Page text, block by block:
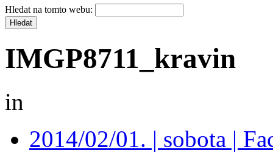
Hledat na tomto webu:
IMGP8711_kravin
in
2014/02/01. | sobota |